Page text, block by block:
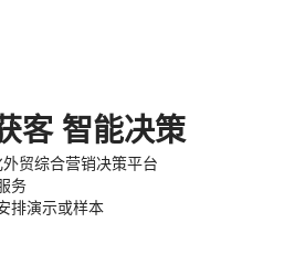
客 智能决策
贸综合营销决策平台
务
排演示或样本